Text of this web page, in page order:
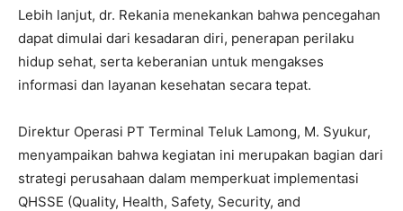
Lebih lanjut, dr. Rekania menekankan bahwa pencegahan
dapat dimulai dari kesadaran diri, penerapan perilaku
hidup sehat, serta keberanian untuk mengakses
informasi dan layanan kesehatan secara tepat.
Direktur Operasi PT Terminal Teluk Lamong, M. Syukur,
menyampaikan bahwa kegiatan ini merupakan bagian dari
strategi perusahaan dalam memperkuat implementasi
QHSSE (Quality, Health, Safety, Security, and